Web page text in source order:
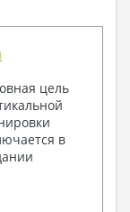
с
и
цель
в